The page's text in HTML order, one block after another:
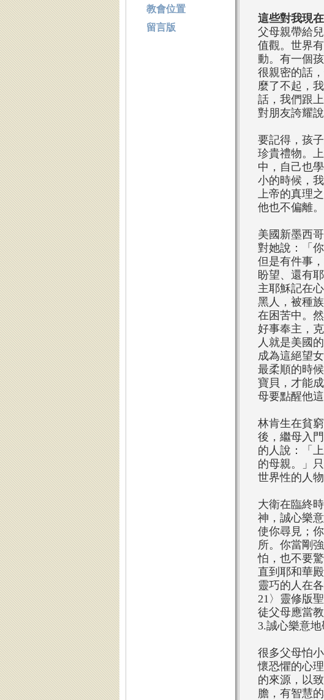
這些對我現
父母親帶給
值觀。世界
動。有一個
很親密的話
麼了不起，
話，我們跟
對朋友誇耀
要記得，孩
珍貴禮物。
中，自己也
小的時候，
上帝的真理
他也不偏離
美國新墨西
對她說：「
但是有件事
盼望、還有
主耶穌記在
黑人，被種
在困苦中。
好事奉主，
人就是美國
成為這絕望
最柔順的時
寶貝，才能
母要點醒他
林肯生在貧
後，繼母入
的人說：「
的母親。」
世界性的人
大衛在臨終
神，誠心樂
使你尋見；
所。你當剛
怕，也不要
直到耶和華
靈巧的人在
21〉靈修版
徒父母應當
3.誠心樂意
很多父母怕
懷恐懼的心
的來源，以
膽，有智慧
教會位置
留言版